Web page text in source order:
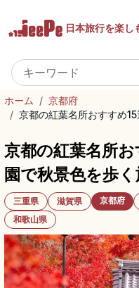
日本旅行を楽し
ホーム / 京都府
/ 京都の紅葉名所おすすめ
京都の紅葉名所
園で秋景色を歩
三重県 滋賀県 京都府
和歌山県